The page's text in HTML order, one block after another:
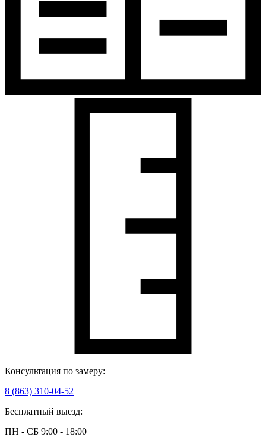
Консультация по замеру:
8 (863) 310-04-52
Бесплатный выезд:
ПН - СБ 9:00 - 18:00